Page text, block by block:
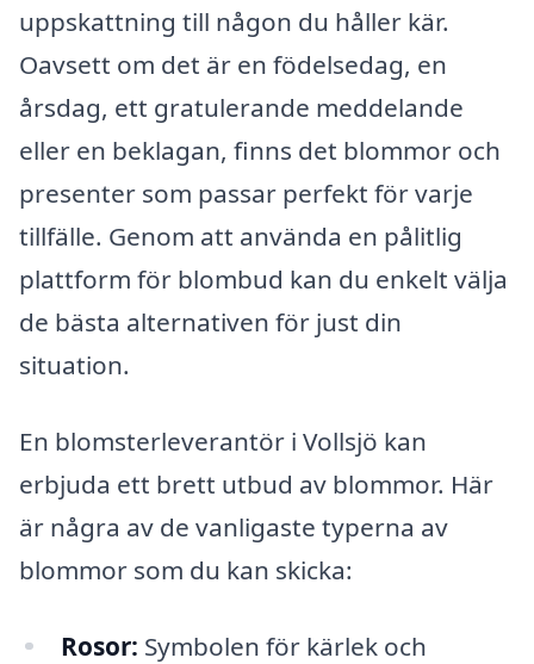
uppskattning till någon du håller kär.
Oavsett om det är en födelsedag, en
årsdag, ett gratulerande meddelande
eller en beklagan, finns det blommor och
presenter som passar perfekt för varje
tillfälle. Genom att använda en pålitlig
plattform för blombud kan du enkelt välja
de bästa alternativen för just din
situation.
En blomsterleverantör i Vollsjö kan
erbjuda ett brett utbud av blommor. Här
är några av de vanligaste typerna av
blommor som du kan skicka:
Rosor: Symbolen för kärlek och